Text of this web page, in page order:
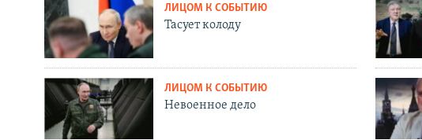
ЛИЦОМ К СОБЫТИЮ
Тасует колоду
ЛИЦОМ К СОБЫТИЮ
Невоенное дело